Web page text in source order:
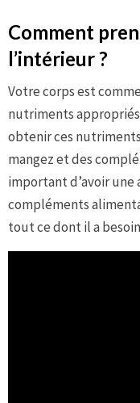
Comment
l’intérieur ?
Votre corps est
nutriments
obtenir ces
mangez et des
important d’avoir une
compléments
tout ce dont il a